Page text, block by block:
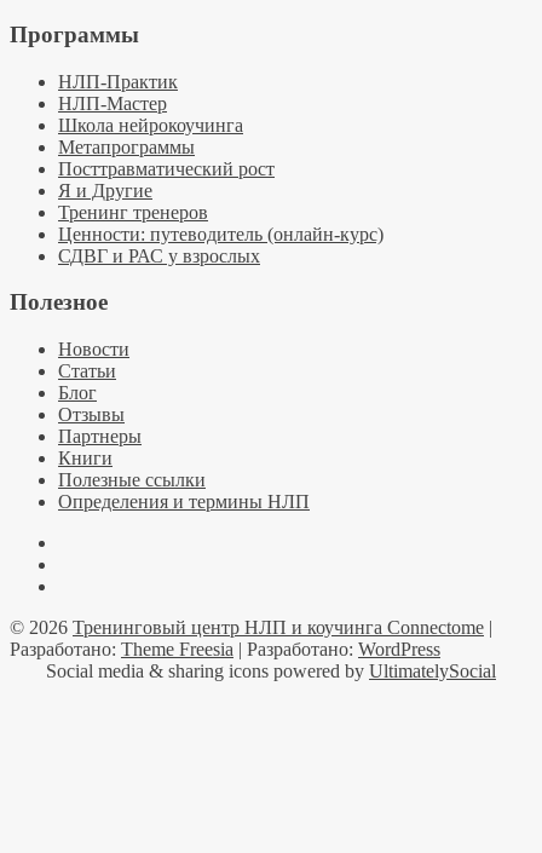
Программы
НЛП-Практик
НЛП-Мастер
Школа нейрокоучинга
Метапрограммы
Посттравматический рост
Я и Другие
Тренинг тренеров
Ценности: путеводитель (онлайн-курс)
СДВГ и РАС у взрослых
Полезное
Новости
Статьи
Блог
Отзывы
Партнеры
Книги
Полезные ссылки
Определения и термины НЛП
© 2026 Тренинговый центр НЛП и коучинга Connectome |
Разработано: Theme Freesia | Разработано: WordPress
Social media & sharing icons powered by UltimatelySocial